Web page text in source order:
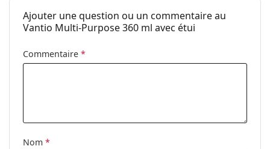
ouverture:
Etuis en pack:
Ajouter une question ou un commentaire au
Vantio Multi-Purpose 360 ml avec étui
Commentaire *
Nom *